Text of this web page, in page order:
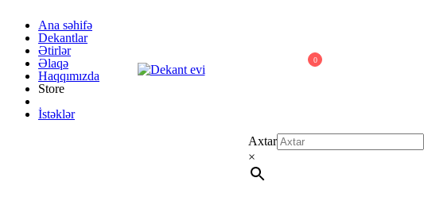
content
Ana səhifə
Dekantlar
Ətirlər
Əlaqə
Haqqımızda
Store
İstəklər
0
Axtar
×